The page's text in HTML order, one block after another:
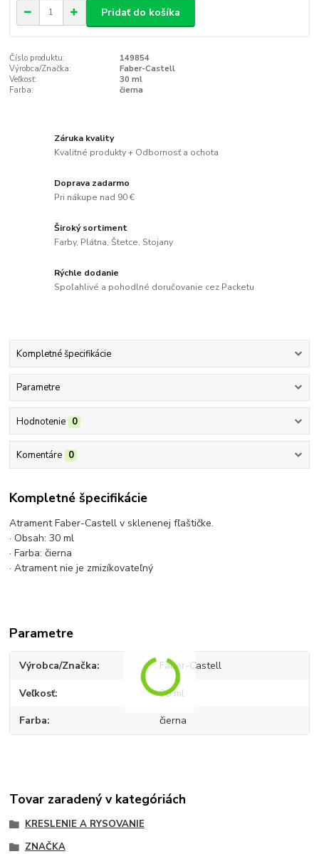
Pridať do košíka
Číslo produktu:
149854
Výrobca/Značka:
Faber-Castell
Veľkosť:
30 ml
Farba:
čierna
Záruka kvality
Kvalitné produkty + Odbornosť a ochota
Doprava zadarmo
Pri nákupe nad 90 €
Široký sortiment
Farby, Plátna, Štetce, Stojany
Rýchle dodanie
Spoľahlivé a pohodlné doručovanie cez Packetu
Kompletné špecifikácie
Parametre
Hodnotenie 0
Komentáre 0
Kompletné špecifikácie
Atrament Faber-Castell v sklenenej fľaštičke.
· Obsah: 30 ml
· Farba: čierna
· Atrament nie je zmizíkovateľný
Parametre
Výrobca/Značka Faber-Castell
Veľkosť 30 ml
Farba čierna
Tovar zaradený v kategóriách
KRESLENIE A RYSOVANIE
ZNAČKA